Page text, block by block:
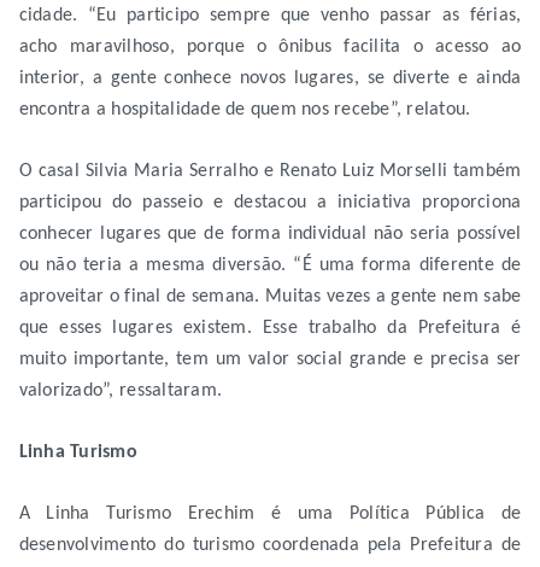
cidade. “Eu participo sempre que venho passar as férias,
acho maravilhoso, porque o ônibus facilita o acesso ao
interior, a gente conhece novos lugares, se diverte e ainda
encontra a hospitalidade de quem nos recebe”, relatou.
O casal Silvia Maria Serralho e Renato Luiz Morselli também
participou do passeio e destacou a iniciativa proporciona
conhecer lugares que de forma individual não seria possível
ou não teria a mesma diversão. “É uma forma diferente de
aproveitar o final de semana. Muitas vezes a gente nem sabe
que esses lugares existem. Esse trabalho da Prefeitura é
muito importante, tem um valor social grande e precisa ser
valorizado”, ressaltaram.
Linha Turismo
A Linha Turismo Erechim é uma Política Pública de
desenvolvimento do turismo coordenada pela Prefeitura de